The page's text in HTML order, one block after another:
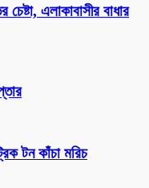
এলাকাবাসীর বাধার
টন কাঁচা মরিচ